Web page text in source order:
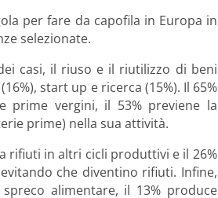
per fare da capofila in Europa in
selezionate.
casi, il riuso e il riutilizzo di beni
start up e ricerca (15%). Il 65%
prime vergini, il 53% previene la
prime) nella sua attività.
rifiuti in altri cicli produttivi e il 26%
che diventino rifiuti. Infine,
alimentare, il 13% produce